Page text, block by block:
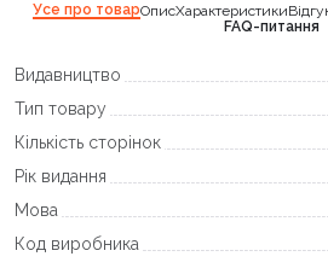
Усе про товарОписХарактеристики
FAQ-питання
Видавництво
Тип товару
Кількість сторінок
Рік видання
Мова
Код виробника